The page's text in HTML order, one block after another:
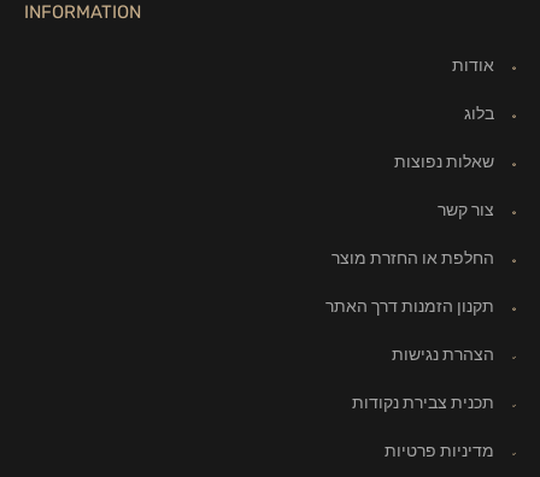
INFORMATION
אודות
בלוג
שאלות נפוצות
צור קשר
החלפת או החזרת מוצר
תקנון הזמנות דרך האתר
הצהרת נגישות
תכנית צבירת נקודות
מדיניות פרטיות